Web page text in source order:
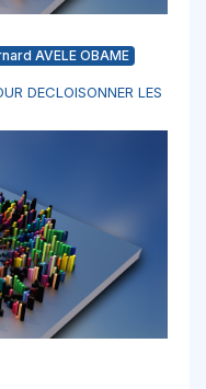
AVELE OBAME
DECLOISONNER LES